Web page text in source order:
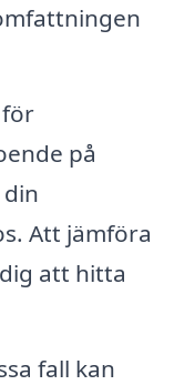
på
Att jämföra
att hitta
fall kan